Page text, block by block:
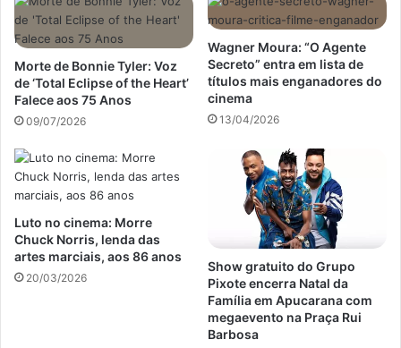
Morte de Bonnie Tyler: Voz
de ‘Total Eclipse of the Heart’
Falece aos 75 Anos
09/07/2026
Wagner Moura: “O Agente
Secreto” entra em lista de
títulos mais enganadores do
cinema
13/04/2026
Luto no cinema: Morre
Chuck Norris, lenda das
artes marciais, aos 86 anos
20/03/2026
Show gratuito do Grupo
Pixote encerra Natal da
Família em Apucarana com
megaevento na Praça Rui
Barbosa